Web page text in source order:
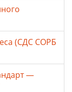
(СДС СОРБ
—